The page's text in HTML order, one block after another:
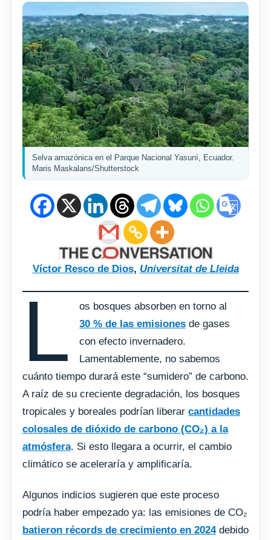
Selva amazónica en el Parque Nacional Yasuní, Ecuador.
Maris Maskalans/Shutterstock
Víctor Resco de Dios, Universitat de Lleida
L
os bosques absorben en torno al
30 % de las emisiones de gases
con efecto invernadero.
Lamentablemente, no sabemos
cuánto tiempo durará este “sumidero” de carbono.
A raíz de su creciente degradación, los bosques
tropicales y boreales podrían liberar cantidades
colosales de dióxido de carbono (CO₂) a la
atmósfera. Si esto llegara a ocurrir, el cambio
climático se aceleraría y amplificaría.
Algunos indicios sugieren que este proceso
podría haber empezado ya: las emisiones de CO₂
batieron récords de crecimiento en 2024debido